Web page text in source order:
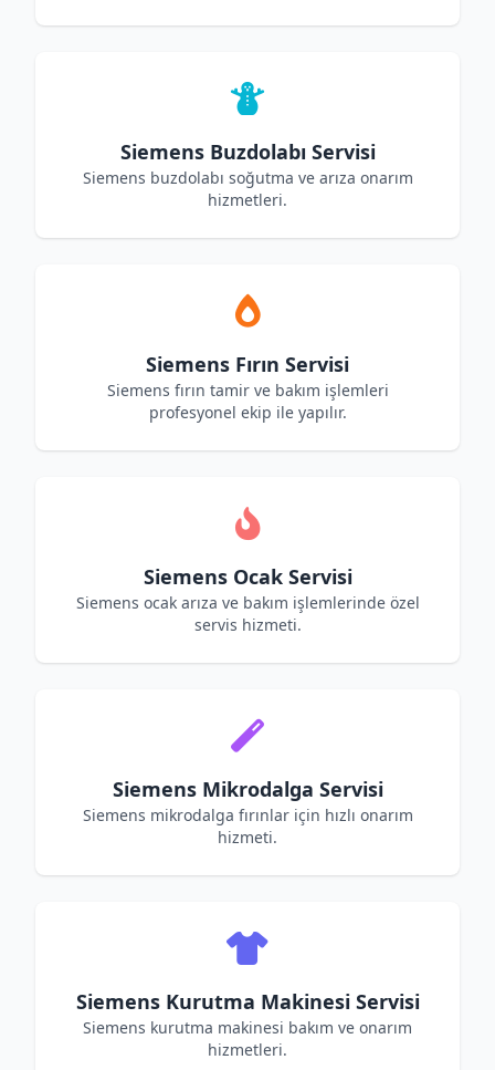
Siemens Buzdolabı Servisi
Siemens buzdolabı soğutma ve arıza onarım
hizmetleri.
Siemens Fırın Servisi
Siemens fırın tamir ve bakım işlemleri
profesyonel ekip ile yapılır.
Siemens Ocak Servisi
Siemens ocak arıza ve bakım işlemlerinde özel
servis hizmeti.
Siemens Mikrodalga Servisi
Siemens mikrodalga fırınlar için hızlı onarım
hizmeti.
Siemens Kurutma Makinesi Servisi
Siemens kurutma makinesi bakım ve onarım
hizmetleri.